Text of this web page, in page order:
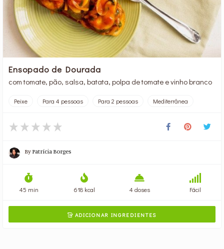
Ensopado de Dourada
com tomate, pão, salsa, batata, polpa de tomate e vinho branco
Peixe Para 4 pessoas Para 2 pessoas Mediterrânea
ByPatrícia Borges
45 min 618 kcal 4 doses Fácil
ADICIONAR INGREDIENTES